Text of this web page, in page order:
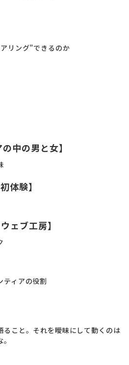
リング”できるのか
中の男と女】
体験】
ェブ工房】
ィアの役割
こと。それを曖昧にして動くのは